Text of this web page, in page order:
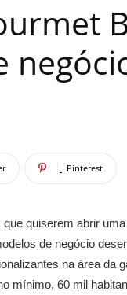
Pinterest
quiserem abrir
de negócio
na área da
mínimo, 60 mil